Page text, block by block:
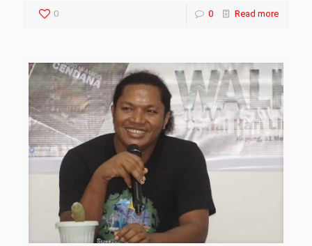
0 0 Read more